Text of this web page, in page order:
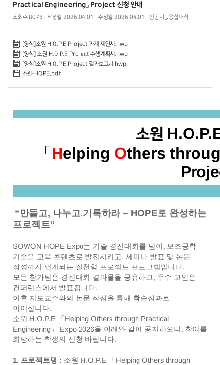
Practical Engineering」 Project 신청 안내
조회수 8078 | 작성일 2026.04.01 | 수정일 2026.04.01 | 인공지능융합대학
[양식]소원 H.O.P.E Project 과제 제안서.hwp
[양식] 소원 H.O.P.E Project 수행계획서.hwp
[양식]소원 H.O.P.E Project 결과보고서.hwp
소원-HOPE.pdf
소원
「 Helping Others
“만들고, 나누고,기록하라– HOPE로 완성하는
프로젝트”
SOWON HOPE Expo는 기술 경진대회를 넘어 , 보조공학
기술을 교육 콘텐츠로 발전시키고,세미나 발표 및 논문
작성까지 연계되는 실천형 프로젝트 프로그램입니다.
모든 참가팀은 경진대회 결과물을 공유하고, 우수 교안은
컨퍼런스에서 발표됩니다.
이후 지도교수와의 논문 작성을 통해 학술성과로
이어집니다.
소원 H.O.P.E 「 Helping Others through Practical
Engineering」 Expo 2026을 아래와 같이 공지하오니 , 참여를
희망하는 학생의 신청 바랍니다.
1. 프로젝트명 : 소원 H.O.P.E 「 Helping Others through